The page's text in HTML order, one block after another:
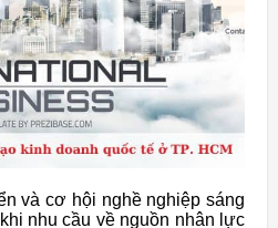
và cơ hội nghề nghiệp sáng
nhu cầu về nguồn nhân lực